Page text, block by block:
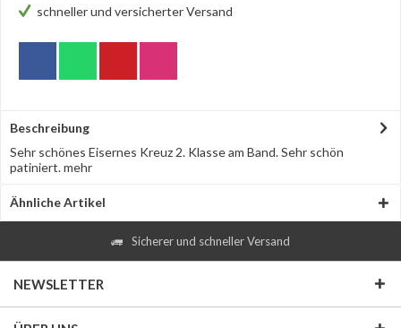
schneller und versicherter Versand
Beschreibung
Sehr schönes Eisernes Kreuz 2. Klasse am Band. Sehr schön
patiniert.mehr
Ähnliche Artikel
Sicherer und schneller Versand
NEWSLETTER